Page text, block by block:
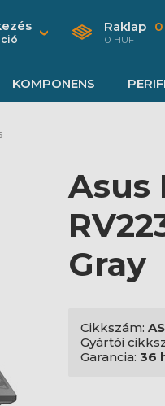
Raklap 0
0 HUF
KOMPONENS
Asus
Gray
Cikkszám:
Gyártói
Garancia: 36